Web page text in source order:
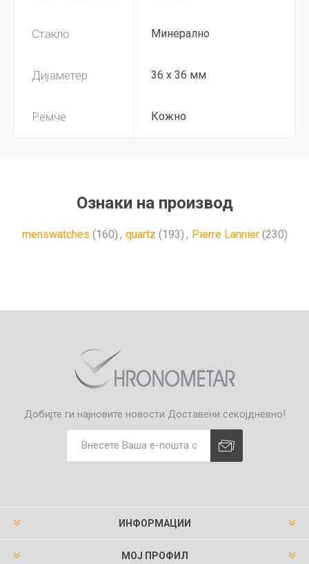
Стакло Минерално
Дијаметер 36 x 36 мм
Ремче Кожно
Ознаки на производ
menswatches (160) , quartz (193) , Pierre Lannier (230)
Добијте ги најновите новости Доставени секојдневно!
ИНФОРМАЦИИ
МОЈ ПРОФИЛ